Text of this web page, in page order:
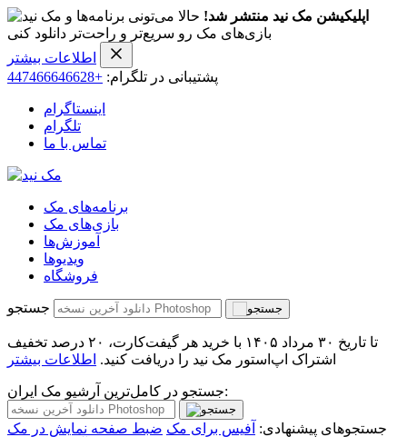
اپلیکیشن مک نید منتشر شد! حالا می‌تونی برنامه‌ها و
بازی‌های مک رو سریع‌تر و راحت‌تر دانلود کنی
اطلاعات بیشتر
پشتیبانی در تلگرام: +447466646628
اینستاگرام
تلگرام
تماس با ما
برنامه‌های مک
بازی‌های مک
آموزش‌ها
ویدیو‌ها
فروشگاه
جستجو
تا تاریخ ۳۰ مرداد ۱۴۰۵ با خرید هر گیفت‌کارت، ۲۰ درصد تخفیف
اشتراک اپ‌استور مک نید را دریافت کنید. اطلاعات بیشتر
جستجو در کامل‌ترین آرشیو مک ایران:
جستجوهای پیشنهادی: آفیس برای مک ضبط صفحه نمایش در مک